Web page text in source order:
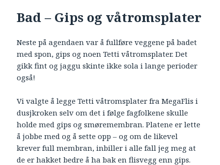
Bad – Gips og våtromsplater
Neste på agendaen var å fullføre veggene på badet
med spon, gips og noen Tetti våtromsplater. Det
gikk fint og jaggu skinte ikke sola i lange perioder
også!
Vi valgte å legge Tetti våtromsplater fra MegaFlis i
dusjkroken selv om det i følge fagfolkene skulle
holde med gips og smøremembran. Platene er lette
å jobbe med og å sette opp – og om de likevel
krever full membran, inbiller i alle fall jeg meg at
de er hakket bedre å ha bak en flisvegg enn gips.